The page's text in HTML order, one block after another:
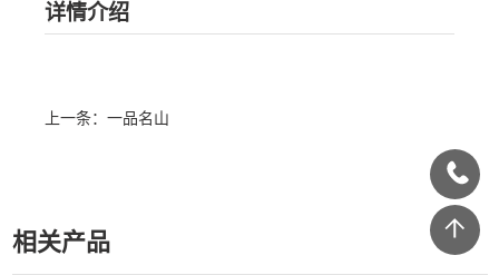
详情介绍
上一条：一品名山
相关产品